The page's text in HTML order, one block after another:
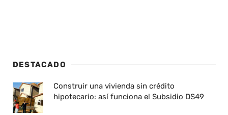
DESTACADO
Construir una vivienda sin crédito
hipotecario: así funciona el Subsidio DS49